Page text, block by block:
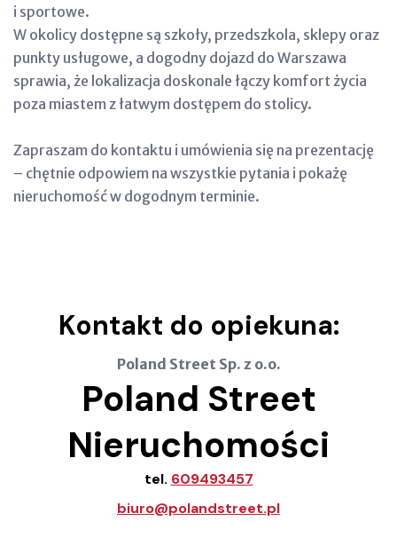
i sportowe.
W okolicy dostępne są szkoły, przedszkola, sklepy oraz
punkty usługowe, a dogodny dojazd do Warszawa
sprawia, że lokalizacja doskonale łączy komfort życia
poza miastem z łatwym dostępem do stolicy.
Zapraszam do kontaktu i umówienia się na prezentację
– chętnie odpowiem na wszystkie pytania i pokażę
nieruchomość w dogodnym terminie.
Kontakt do opiekuna:
Poland Street Sp. z o.o.
Poland Street
Nieruchomości
tel. 609493457
biuro@polandstreet.pl